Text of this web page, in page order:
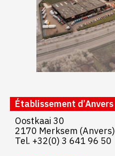
Établissement d’Anvers
Oostkaai 30
2170 Merksem (Anvers)
Tel. +32(0) 3 641 96 50